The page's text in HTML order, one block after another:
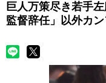
巨人万策尽き若手
監督辞任」以外カ